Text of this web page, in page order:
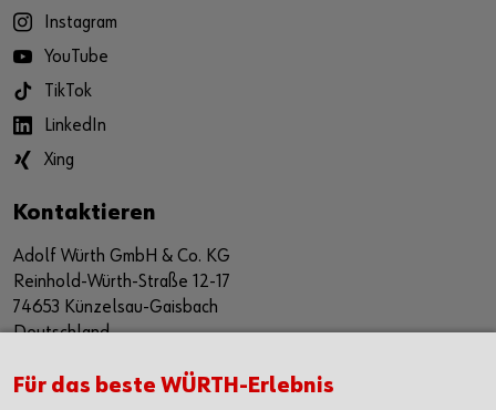
Instagram
YouTube
TikTok
LinkedIn
Xing
Kontaktieren
Adolf Würth GmbH & Co. KG
Reinhold-Würth-Straße 12-17
74653 Künzelsau-Gaisbach
Deutschland
Alle Kontaktmöglichkeiten
Für das beste WÜRTH-Erlebnis